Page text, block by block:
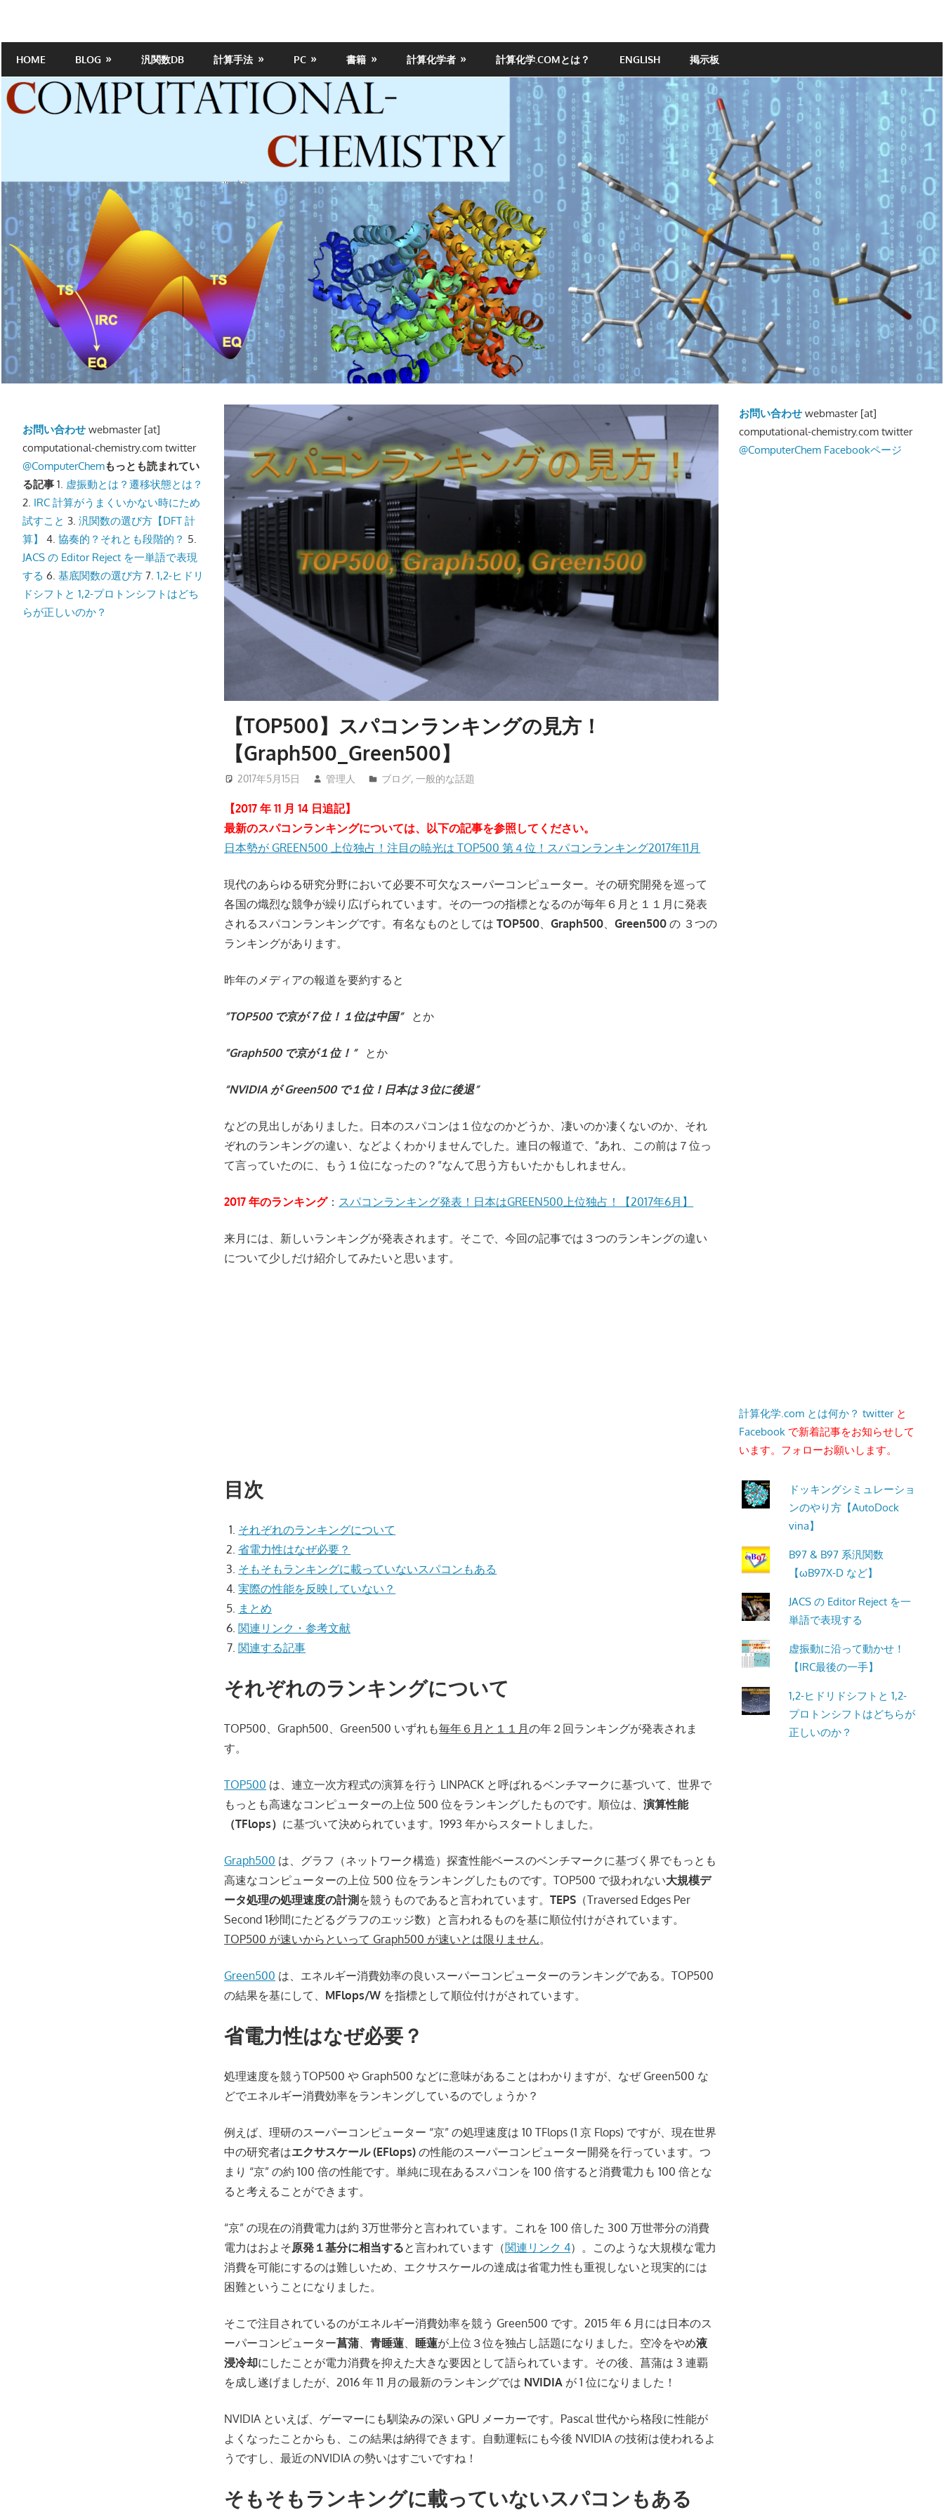
content
計
算
化
ー
タ
ル
サ
イ
ト
|
算
化
学.com
HOME BLOG 汎関数DB 計算手法 PC 書籍 計算化学者 計算化学.COMとは？ ENGLISH 掲示板
【TOP500】スパコンランキングの見方！
【Graph500_Green500】
2017年5月15日 管理人 ブログ, 一般的な話題
【2017 年 11 月 14 日追記】
最新のスパコンランキングについては、以下の記事を参照してください。
日本勢が GREEN500 上位独占！注目の暁光は TOP500 第４位！スパコンランキング2017年11月
現代のあらゆる研究分野において必要不可欠なスーパーコンピューター。その研究開発を巡って
各国の熾烈な競争が繰り広げられています。その一つの指標となるのが毎年６月と１１月に発表
されるスパコンランキングです。有名なものとしてはTOP500、Graph500、Green500の ３つの
ランキングがあります。
昨年のメディアの報道を要約すると
”TOP500 で京が７位！１位は中国” とか
”Graph500 で京が１位！” とか
“NVIDIA が Green500 で１位！日本は３位に後退”
などの見出しがありました。日本のスパコンは１位なのかどうか、凄いのか凄くないのか、それ
ぞれのランキングの違い、などよくわかりませんでした。連日の報道で、”あれ、この前は７位っ
て言っていたのに、もう１位になったの？”なんて思う方もいたかもしれません。
2017 年のランキング： スパコンランキング発表！日本はGREEN500上位独占！【2017年6月】
来月には、新しいランキングが発表されます。そこで、今回の記事では３つのランキングの違い
について少しだけ紹介してみたいと思います。
目次
それぞれのランキングについて
省電力性はなぜ必要？
そもそもランキングに載っていないスパコンもある
実際の性能を反映していない？
まとめ
関連リンク・参考文献
関連する記事
それぞれのランキングについて
TOP500、Graph500、Green500 いずれも毎年６月と１１月の年２回ランキングが発表されま
す。
TOP500 は、連立一次方程式の演算を行う LINPACK と呼ばれるベンチマークに基づいて、世界で
もっとも高速なコンピューターの上位 500 位をランキングしたものです。順位は、演算性能
（TFlops） に基づいて決められています。1993 年からスタートしました。
Graph500 は、グラフ（ネットワーク構造）探査性能ベースのベンチマークに基づく界でもっとも
高速なコンピューターの上位 500 位をランキングしたものです。TOP500 で扱われない大規模デ
ータ処理の処理速度の計測 を競うものであると言われています。TEPS （Traversed Edges Per
Second 1秒間にたどるグラフのエッジ数）と言われるものを基に順位付けがされています。
TOP500 が速いからといって Graph500 が速いとは限りません。
Green500 は、エネルギー消費効率の良いスーパーコンピューターのランキングである。TOP500
の結果を基にして、 MFlops/W を指標として順位付けがされています。
省電力性はなぜ必要？
処理速度を競うTOP500 や Graph500 などに意味があることはわかりますが、なぜ Green500 な
どでエネルギー消費効率をランキングしているのでしょうか？
例えば、理研のスーパーコンピューター “京” の処理速度は 10 TFlops (1 京 Flops) ですが、現在世界
中の研究者はエクサスケール (EFlops) の性能のスーパーコンピューター開発を行っています。つ
まり “京” の約 100 倍の性能です。単純に現在あるスパコンを 100 倍すると消費電力も 100 倍とな
ると考えることができます。
“京” の現在の消費電力は約 3万世帯分と言われています。これを 100 倍した 300 万世帯分の消費
電力はおよそ原発１基分に相当すると言われています（関連リンク 4）。このような大規模な電力
消費を可能にするのは難しいため、エクサスケールの達成は省電力性も重視しないと現実的には
困難ということになりました。
そこで注目されているのがエネルギー消費効率を競う Green500 です。2015 年 6 月には日本のス
ーパーコンピューター菖蒲、青睡蓮、 睡蓮が上位３位を独占し話題になりました。空冷をやめ液
浸冷却にしたことが電力消費を抑えた大きな要因として語られています。その後、菖蒲は 3 連覇
を成し遂げましたが、2016 年 11 月の最新のランキングでは NVIDIA が 1 位になりました！
NVIDIA といえば、ゲーマーにも馴染みの深い GPU メーカーです。Pascal 世代から格段に性能が
よくなったことからも、この結果は納得できます。自動運転にも今後 NVIDIA の技術は使われるよ
うですし、最近のNVIDIA の勢いはすごいですね！
そもそもランキングに載っていないスパコンもある
お問い合わせ webmaster [at]
computational-chemistry.com twitter
@ComputerChemもっとも読まれてい
る記事 1. 虚振動とは？遷移状態とは？
2. IRC 計算がうまくいかない時にため
試すこと 3. 汎関数の選び方【DFT 計
算】
4. 協奏的？それとも段階的？ 5.
JACS の Editor Reject を一単語で表現
する 6. 基底関数の選び方 7. 1,2-ヒドリ
ドシフトと 1,2-プロトンシフトはどち
らが正しいのか？
お問い合わせwebmaster [at]
computational-chemistry.com twitter
@ComputerChem Facebookページ
計算化学.com とは何か？ twitterと
Facebookで新着記事をお知らせして
います。フォローお願いします。
ドッキングシミュレーショ
ンのやり方【AutoDock
vina】
B97 & B97 系汎関数
【ωB97X-D など】
JACS の Editor Reject を一
単語で表現する
虚振動に沿って動かせ！
【IRC最後の一手】
1,2-ヒドリドシフトと 1,2-
プロトンシフトはどちらが
正しいのか？